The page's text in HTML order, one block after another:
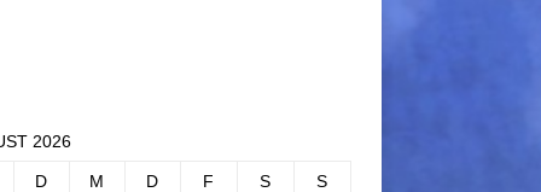
2026
D M D F S S